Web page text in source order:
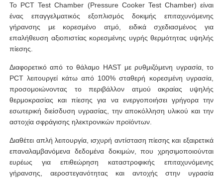
Ποιοτικός έλεγχος
επαφή
Ζητήστε ένα απόσπασμα
Εξοπλισμός δοκιμής εργαστηρίων
Θάλαμος Περιβαλλοντικών Δοκιμών
Καθολική μηχανή δοκιμών
Το PCT Test Chamber (Pressure Cooker Test Chamber) είναι
ένας επαγγελματικός εξοπλισμός δοκιμής επιταχυνόμενης
γήρανσης με κορεσμένο ατμό, ειδικά σχεδιασμένος για
επαλήθευση αξιοπιστίας κορεσμένης υγρής θερμότητας υψηλής
πίεσης.
Διαφορετικό από το θάλαμο HAST με ρυθμιζόμενη υγρασία, το
PCT λειτουργεί κάτω από 100% σταθερή κορεσμένη υγρασία,
προσομοιώνοντας το περιβάλλον ατμού ακραίας υψηλής
θερμοκρασίας και πίεσης για να ενεργοποιήσει γρήγορα την
εσωτερική διείσδυση υγρασίας, την αποκόλληση υλικού και την
αστοχία σφράγισης ηλεκτρονικών προϊόντων.
Διαθέτει απλή λειτουργία, ισχυρή αντίσταση πίεσης και εξαιρετικά
επαναλαμβανόμενα δεδομένα δοκιμών, που χρησιμοποιούνται
ευρέως για επιθεώρηση καταστροφικής επιταχυνόμενης
γήρανσης, αεροστεγανότητας και αντοχής στην υγρασία